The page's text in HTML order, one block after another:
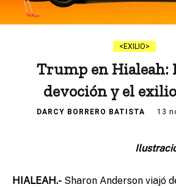
EXILIO
Trump en Hialeah:
devoción y el
DARCY BORRERO BATISTA 13
HIALEAH.- Sharon Anderson viajó